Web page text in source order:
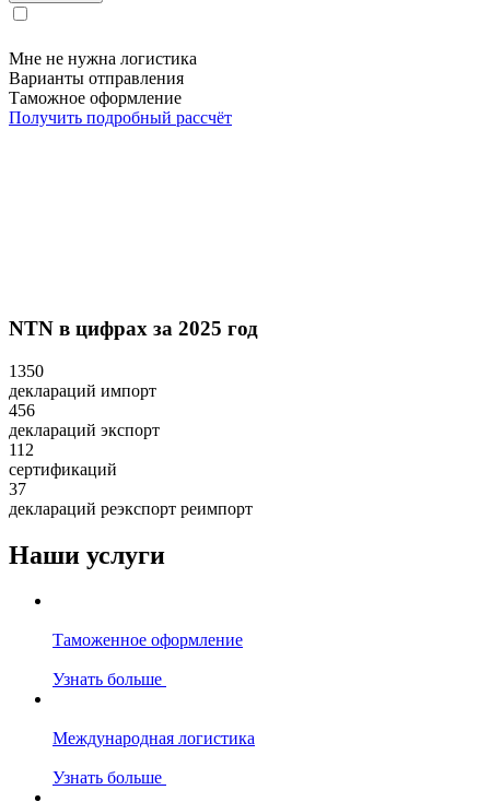
Мне не нужна логистика
Варианты отправления
Таможное оформление
Получить подробный рассчёт
NTN в цифрах за 2025 год
1350
деклараций импорт
456
деклараций экспорт
112
сертификаций
37
деклараций реэкспорт реимпорт
Наши услуги
Таможенное оформление
Узнать больше
Международная логистика
Узнать больше